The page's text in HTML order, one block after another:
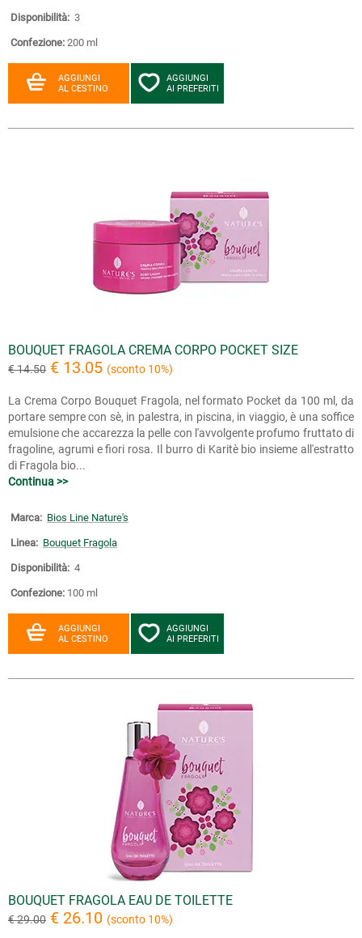
Disponibilità: 3
Confezione: 200 ml
AGGIUNGI
AL CESTINO
AGGIUNGI
AI PREFERITI
BOUQUET FRAGOLA CREMA CORPO POCKET SIZE
€ 14.50 € 13.05 (sconto 10%)
La Crema Corpo Bouquet Fragola, nel formato Pocket da 100 ml, da
portare sempre con sè, in palestra, in piscina, in viaggio, è una soffice
emulsione che accarezza la pelle con l'avvolgente profumo fruttato di
fragoline, agrumi e fiori rosa. Il burro di Karitè bio insieme all'estratto
di Fragola bio...
Continua >>
Marca: Bios Line Nature's
Linea: Bouquet Fragola
Disponibilità: 4
Confezione: 100 ml
AGGIUNGI
AL CESTINO
AGGIUNGI
AI PREFERITI
BOUQUET FRAGOLA EAU DE TOILETTE
€ 29.00 € 26.10 (sconto 10%)